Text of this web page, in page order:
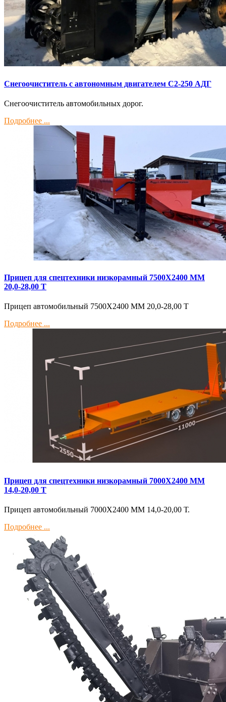
Снегоочиститель с автономным двигателем С2-250 АДГ
Снегоочиститель автомобильных дорог.
Подробнее ...
Прицеп для спецтехники низкорамный 7500Х2400 ММ
20,0-28,00 Т
Прицеп автомобильный 7500Х2400 ММ 20,0-28,00 Т
Подробнее ...
Прицеп для спецтехники низкорамный 7000Х2400 ММ
14,0-20,00 Т
Прицеп автомобильный 7000Х2400 ММ 14,0-20,00 Т.
Подробнее ...